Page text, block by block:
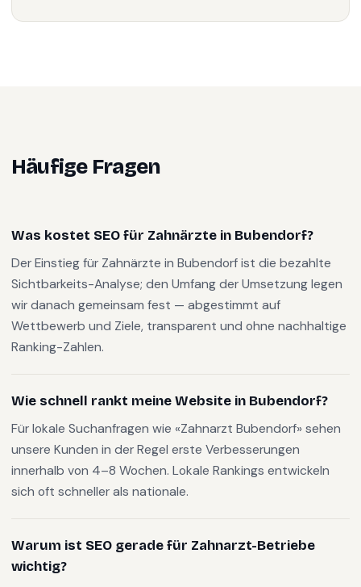
Häufige Fragen
Was kostet SEO für Zahnärzte in Bubendorf?
Der Einstieg für Zahnärzte in Bubendorf ist die bezahlte
Sichtbarkeits-Analyse; den Umfang der Umsetzung legen
wir danach gemeinsam fest — abgestimmt auf
Wettbewerb und Ziele, transparent und ohne nachhaltige
Ranking-Zahlen.
Wie schnell rankt meine Website in Bubendorf?
Für lokale Suchanfragen wie «Zahnarzt Bubendorf» sehen
unsere Kunden in der Regel erste Verbesserungen
innerhalb von 4–8 Wochen. Lokale Rankings entwickeln
sich oft schneller als nationale.
Warum ist SEO gerade für Zahnarzt-Betriebe
wichtig?